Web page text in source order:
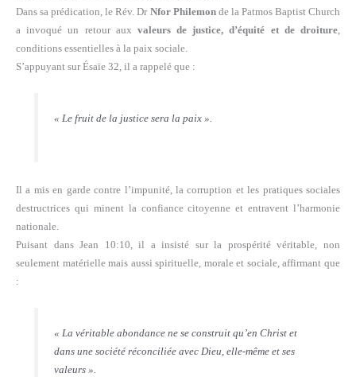
Dans sa prédication, le Rév. Dr Nfor Philemonde la Patmos Baptist Church
a invoqué un retour aux valeurs de justice, d’équité et de droiture
conditions essentielles à la paix sociale.
S’appuyant sur Ésaïe 32, il a rappelé que :
« Le fruit de la justice sera la paix ».
Il a mis en garde contre l’impunité, la corruption et les pratiques sociales
destructrices qui minent la confiance citoyenne et entravent l’harmonie
nationale.
Puisant dans Jean 10:10, il a insisté sur la prospérité véritable, non
seulement matérielle mais aussi spirituelle, morale et sociale, affirmant que
:
« La véritable abondance ne se construit qu’en Christ et
dans une société réconciliée avec Dieu, elle-même et ses
valeurs ».